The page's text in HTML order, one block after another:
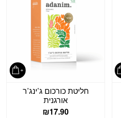
חליטת כורכום ג’ינג’ר
אורגנית
₪17.90